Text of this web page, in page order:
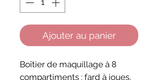
Ajouter au panier
Boîtier de maquillage à 8
compartiments : fard à joues,